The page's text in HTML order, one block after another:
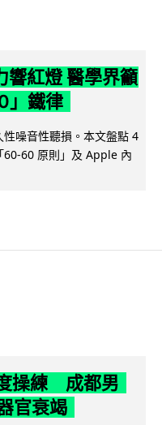
紅燈 醫學界籲
」鐵律
噪音性聽損。本文盤點 4
60-60 原則」及 Apple 內
操練 成都男
官衰竭